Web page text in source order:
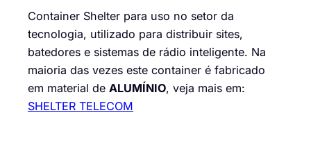
Container Shelter para uso no setor da
tecnologia, utilizado para distribuir sites,
batedores e sistemas de rádio inteligente. Na
maioria das vezes este container é fabricado
em material de ALUMÍNIO, veja mais em:
SHELTER TELECOM